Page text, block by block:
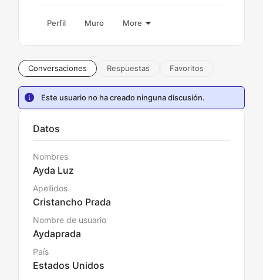
Perfil Muro More
Conversaciones Respuestas Favoritos
Este usuario no ha creado ninguna discusión.
Datos
Nombres
Ayda Luz
Apellidos
Cristancho Prada
Nombre de usuario
Aydaprada
País
Estados Unidos